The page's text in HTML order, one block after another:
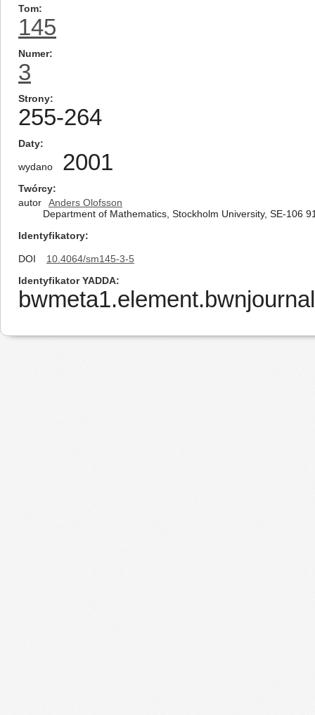
Tom
145
Numer
3
Strony
255-264
Daty
wydano 2001
Twórcy
autor
Anders Olofsson
Department of Mathematics, Stockholm University, SE-106
Identyfikatory
DOI
10.4064/sm145-3-5
Identyfikator YADDA